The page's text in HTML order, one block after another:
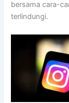
bersama cara-
terlindungi.